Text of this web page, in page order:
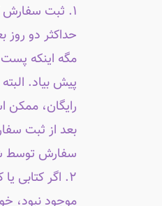
۱. ثبت سفارش
حداکثر دو
مگه اینکه
پیش بیاد.
رایگان،
بعد از ثبت
سفارش توسط
۲. اگر کتابی
موجود نبود،